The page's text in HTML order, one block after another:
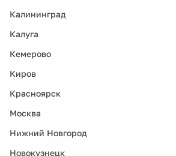
Калининград
Калуга
Кемерово
Киров
Красноярск
Москва
Нижний Новгород
Новокузнецк